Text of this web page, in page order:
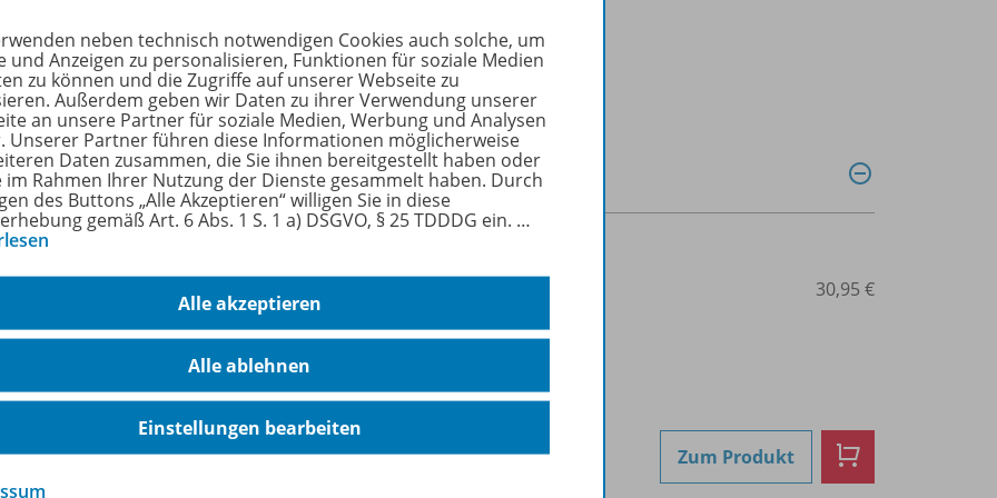
Sie mehr über die Reihe
Produkte
Textbook 3
Lieferbar
Ergänzende Digitalprodukte erhältlich
30,95 €
Zum Produkt
neben technisch notwendigen Cookies auch solche, um
und Anzeigen zu personalisieren, Funktionen für soziale Medien
zu können und die Zugriffe auf unserer Webseite zu
Außerdem geben wir Daten zu ihrer Verwendung unserer
an unsere Partner für soziale Medien, Werbung und Analysen
Unserer Partner führen diese Informationen möglicherweise
Daten zusammen, die Sie ihnen bereitgestellt haben oder
im Rahmen Ihrer Nutzung der Dienste gesammelt haben. Durch
des Buttons „Alle Akzeptieren“ willigen Sie in diese
gemäß Art. 6 Abs. 1 S. 1 a) DSGVO, § 25 TDDDG ein. …
Alle akzeptieren
Alle ablehnen
Einstellungen bearbeiten